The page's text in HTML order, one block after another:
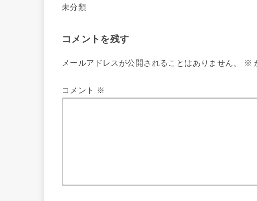
未分類
コメントを残す
メールアドレスが公開されることはありません。 ※
コメント ※